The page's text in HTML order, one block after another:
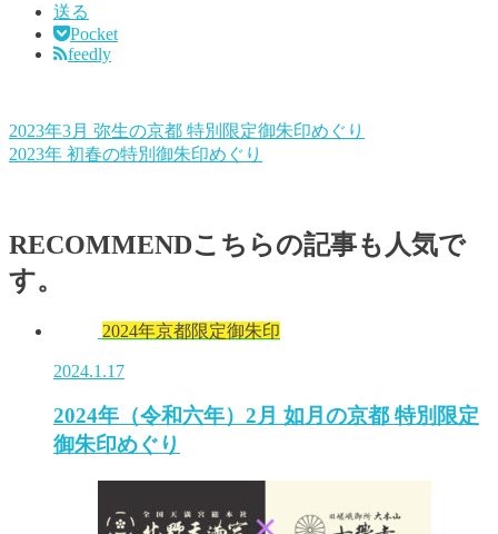
送る
Pocket
feedly
2023年3月 弥生の京都 特別限定御朱印めぐり
2023年 初春の特別御朱印めぐり
RECOMMENDこちらの記事も人気で
す。
2024年京都限定御朱印
2024.1.17
2024年（令和六年）2月 如月の京都 特別限定
御朱印めぐり